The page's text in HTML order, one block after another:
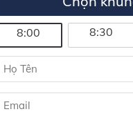
8:00 8:30